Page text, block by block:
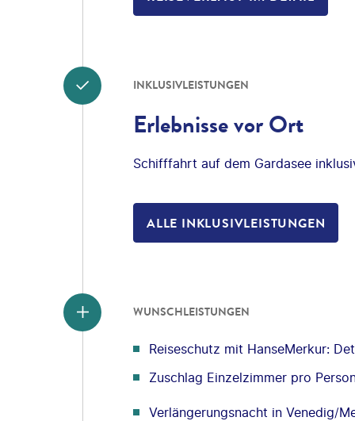
INKLUSIVLEISTUNGEN
Erlebnisse vor Ort
Schifffahrt auf dem Gardasee
ALLE INKLUSIVLEISTUNGEN
WUNSCHLEISTUNGEN
Reiseschutz mit HanseMerkur:
Zuschlag Einzelzimmer pro
Verlängerungsnacht in Venedig/